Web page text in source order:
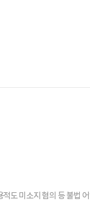
도 미소지 혐의 등 불법